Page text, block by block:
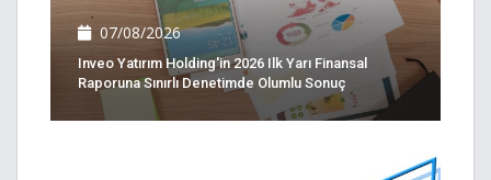
07/08/2026
Inveo Yatırım Holding'in 2026 Ilk Yarı Finansal
Raporuna Sınırlı Denetimde Olumlu Sonuç